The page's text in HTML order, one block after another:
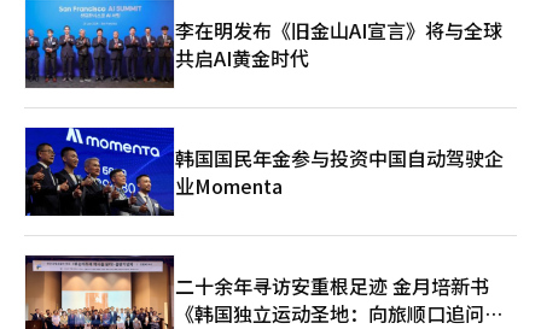
讨论也屡屡停滞。这次同样重演了相同的场景。 然而，我们绝不
能放弃修宪讨论。相反，此次未能通过的结果显示出需要更系统和
现实的方式。第22届国会后半期，朝野应重新组建修宪特委会，认
真审视分阶段的共识模型。如果全面改革权力结构困难，可以从加
强戒严控制机制、地方分权、扩大公民基本权利等社会共识较强的
领域开始达成共识。 最重要的是政治圈的态度。若将修宪作为特
定阵营的政治策略，合意将变得不可能。执政党应警惕以数字优势
进行单方面处理，而反对党也不应给人留下反对而反对的印象。宪
法在政权任期结束后仍然存在，因此更需谨慎，同时也要更负责任
地对待。 修宪并非某一政党的胜负问题，而是韩国政治能否超越
当前极端对立结构的问题。如果此次未能通过又被视为一次政治攻
防，民众将再次对国会失去信任。朝野在第22届国会后半期必须重
新打开协商的大门。这是超越39年体制的政治最低责任。※ 本报
道经人工智能（AI）系统翻译与编辑。
李在明发布《旧金山AI宣言》将与全球
共启AI黄金时代
韩国国民年金参与投资中国自动驾驶企
业Momenta
二十余年寻访安重根足迹 金月培新书
《韩国独立运动圣地：向旅顺口追问历